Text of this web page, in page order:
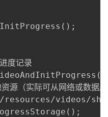
度记录
源（实际可从网络或数据
resources/videos/